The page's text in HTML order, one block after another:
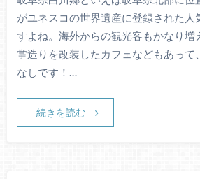
がユネスコの世界遺産に登録された人
すよね。海外からの観光客もかなり増
掌造りを改装したカフェなどもあって
なしです！…
続きを読む